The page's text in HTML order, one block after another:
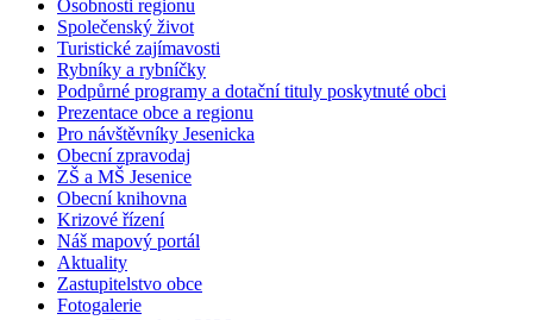
Osobnosti regionu
Společenský život
Turistické zajímavosti
Rybníky a rybníčky
Podpůrné programy a dotační tituly poskytnuté obci
Prezentace obce a regionu
Pro návštěvníky Jesenicka
Obecní zpravodaj
ZŠ a MŠ Jesenice
Obecní knihovna
Krizové řízení
Náš mapový portál
Aktuality
Zastupitelstvo obce
Fotogalerie